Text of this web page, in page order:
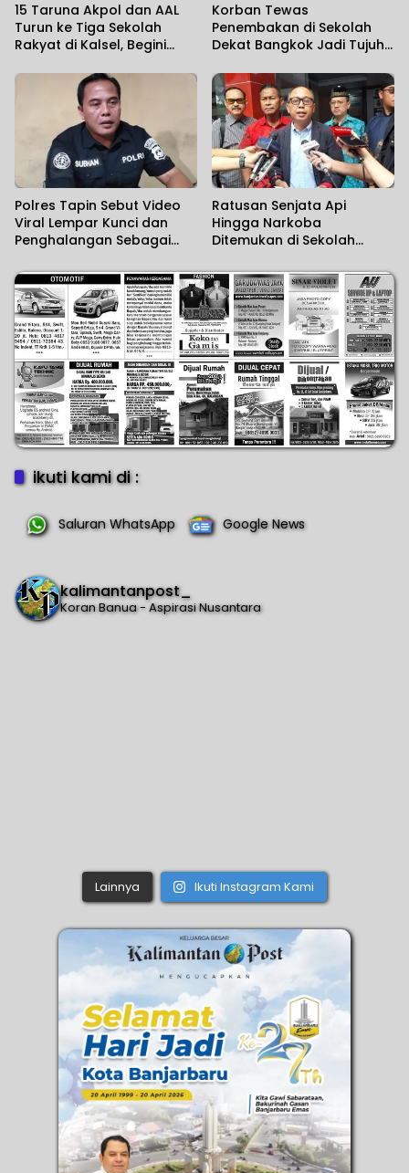
15 Taruna Akpol dan AAL
Turun ke Tiga Sekolah
Rakyat di Kalsel, Begini
Korban Tewas
Penembakan di Sekolah
Dekat Bangkok Jadi Tujuh
Polres Tapin Sebut Video
Viral Lempar Kunci dan
Penghalangan Sebagai
Ratusan Senjata Api
Hingga Narkoba
Ditemukan di Sekolah
ikuti kami di :
Saluran WhatsApp Google News
kalimantanpost_
Koran Banua - Aspirasi Nusantara
Lainnya Ikuti Instagram Kami